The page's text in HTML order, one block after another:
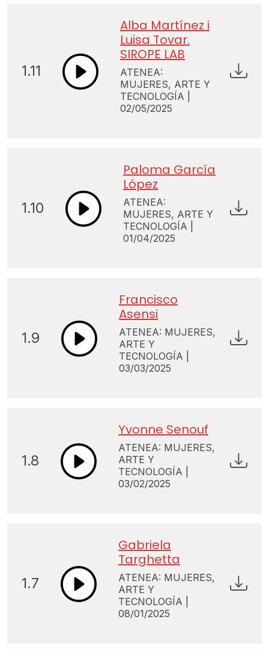
1.11
Alba Martínez i
Luisa Tovar.
SIROPE LAB
ATENEA:
MUJERES, ARTE Y
TECNOLOGÍA |
02/05/2025
1.10
Paloma García
López
ATENEA:
MUJERES, ARTE Y
TECNOLOGÍA |
01/04/2025
1.9
Francisco
Asensi
ATENEA: MUJERES,
ARTE Y
TECNOLOGÍA |
03/03/2025
1.8
Yvonne Senouf
ATENEA: MUJERES,
ARTE Y
TECNOLOGÍA |
03/02/2025
1.7
Gabriela
Targhetta
ATENEA: MUJERES,
ARTE Y
TECNOLOGÍA |
08/01/2025